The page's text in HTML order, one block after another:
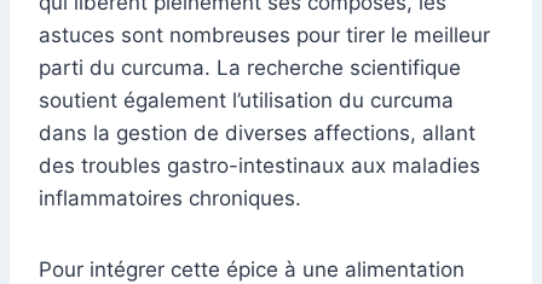
astuces sont nombreuses pour tirer le meilleur
parti du curcuma. La recherche scientifique
soutient également l’utilisation du curcuma
dans la gestion de diverses affections, allant
des troubles gastro-intestinaux aux maladies
inflammatoires chroniques.
Pour intégrer cette épice à une alimentation